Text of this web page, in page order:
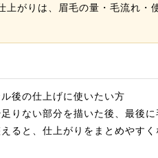
上がりは、眉毛の量・毛流れ・
後の仕上げに使いたい方
足りない部分を描いた後、最後に
ると、仕上がりをまとめやすく